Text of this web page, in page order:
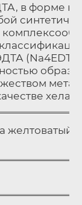
в форме
желтоватый